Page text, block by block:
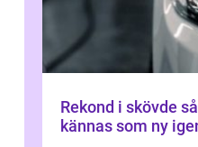
Rekond i skövde så får du bilen att
kännas som ny